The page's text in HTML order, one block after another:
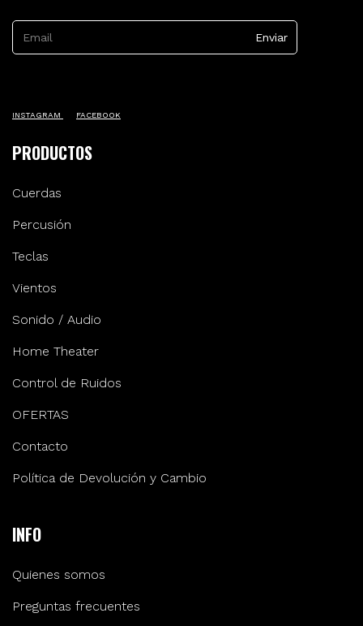
INSTAGRAM FACEBOOK
PRODUCTOS
Cuerdas
Percusión
Teclas
Vientos
Sonido / Audio
Home Theater
Control de Ruidos
OFERTAS
Contacto
Política de Devolución y Cambio
INFO
Quienes somos
Preguntas frecuentes